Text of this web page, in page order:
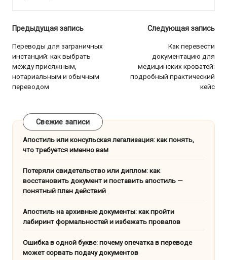
Навигация
по
записям
Предыдущая запись
Переводы для заграничных
инстанций: как выбрать
между присяжным,
нотариальным и обычным
переводом
Следующая запись
Как перевести
документацию для
медицинских кроватей:
подробный практический
кейс
Свежие записи
Апостиль или консульская легализация: как понять,
что требуется именно вам
Потеряли свидетельство или диплом: как
восстановить документ и поставить апостиль —
понятный план действий
Апостиль на архивные документы: как пройти
лабиринт формальностей и избежать провалов
Ошибка в одной букве: почему опечатка в переводе
может сорвать подачу документов